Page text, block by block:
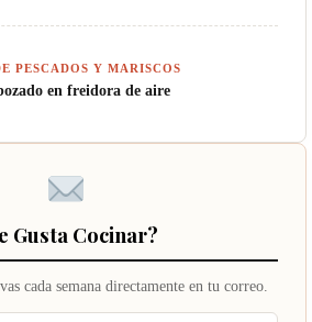
PESCADOS Y MARISCOS
en freidora de aire
Gusta Cocinar?
cada semana directamente en tu correo.